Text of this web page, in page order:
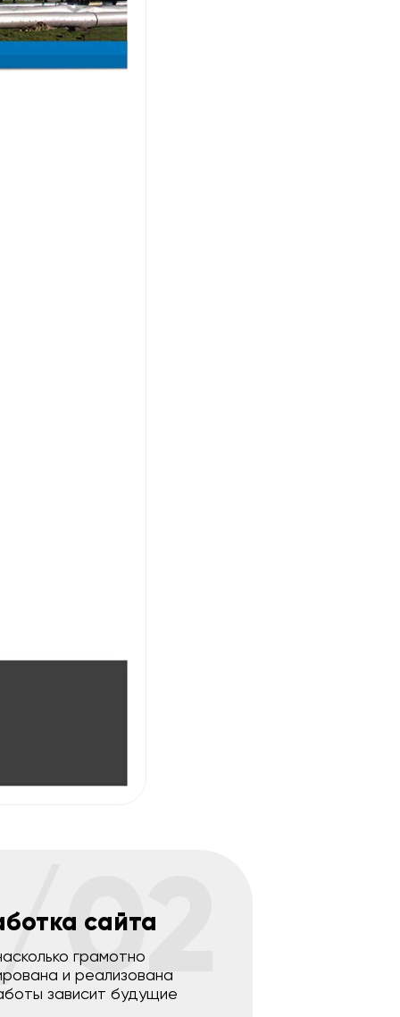
сайта
грамотно
и реализована
зависит будущие